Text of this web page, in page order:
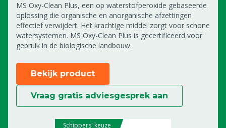
MS Oxy-Clean Plus, een op waterstofperoxide gebaseerde
oplossing die organische en anorganische afzettingen
effectief verwijdert. Het krachtige middel zorgt voor schone
watersystemen. MS Oxy-Clean Plus is gecertificeerd voor
gebruik in de biologische landbouw.
Bekijk product
Vraag gratis adviesgesprek aan
Schippers' keuze